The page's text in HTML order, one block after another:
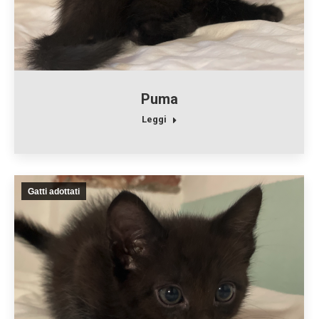
Puma
Leggi
Gatti adottati